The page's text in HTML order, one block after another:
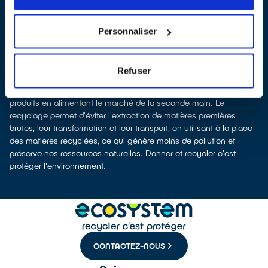
Personnaliser
Refuser
afin que nous prenions en charge leur dépollution et leur
Recycler c’est protéger la santé, l'environnement et les
ressources naturelles
La production d’équipements électriques neufs est génératrice de
pollution et consommatrice de ressources naturelles. Donner
votre électroménager permet d’éviter la production de nouveaux
produits en alimentant le marché de la seconde main. Le
recyclage permet d'éviter l'extraction de matières premières
brutes, leur transformation et leur transport, en utilisant à la place
des matières recyclées, ce qui génère moins de pollution et
préserve nos ressources naturelles. Donner et recycler c'est
protéger l'environnement.
CONTACTEZ-NOUS